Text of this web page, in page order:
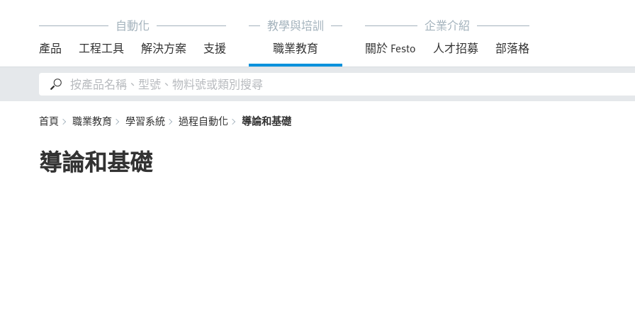
自動化
產品
工程工具 解決方案 支援
教學與培訓
職業教育
企業介紹
關於 Festo
人才招募 部落格
首頁 職業教育 學習系統 過程自動化 導論和基礎
導論和基礎